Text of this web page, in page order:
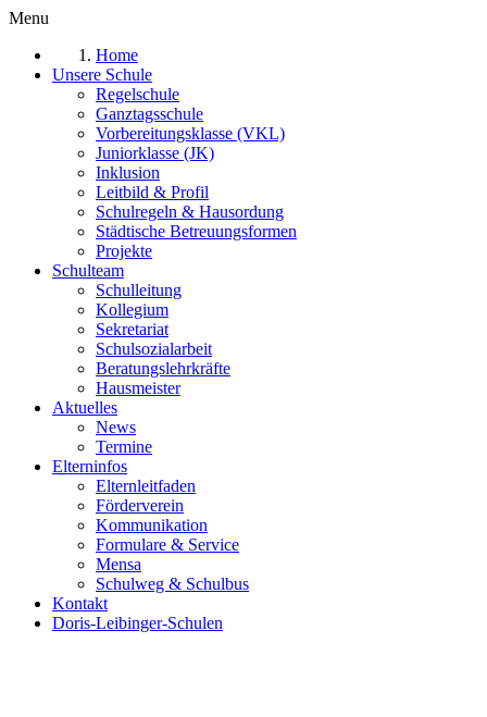
Menu
Home
Unsere Schule
Regelschule
Ganztagsschule
Vorbereitungsklasse (VKL)
Juniorklasse (JK)
Inklusion
Leitbild & Profil
Schulregeln & Hausordung
Städtische Betreuungsformen
Projekte
Schulteam
Schulleitung
Kollegium
Sekretariat
Schulsozialarbeit
Beratungslehrkräfte
Hausmeister
Aktuelles
News
Termine
Elterninfos
Elternleitfaden
Förderverein
Kommunikation
Formulare & Service
Mensa
Schulweg & Schulbus
Kontakt
Doris-Leibinger-Schulen